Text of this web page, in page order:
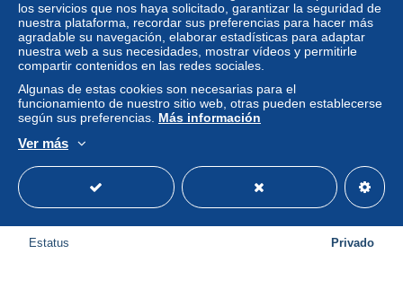
de marguerites pensée
± 5,78 US$
Estatus Privado
los servicios que nos haya solicitado, garantizar la seguridad de
nuestra plataforma, recordar sus preferencias para hacer más
agradable su navegación, elaborar estadísticas para adaptar
nuestra web a sus necesidades, mostrar vídeos y permitirle
compartir contenidos en las redes sociales.
Algunas de estas cookies son necesarias para el
funcionamiento de nuestro sitio web, otras pueden establecerse
según sus preferencias. Más información
Ver más